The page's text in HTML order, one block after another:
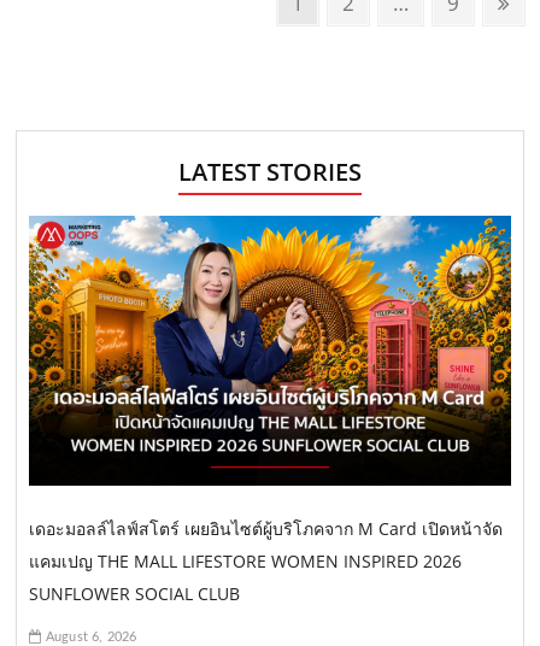
a
v
g
a
n
p
e
LATEST STORIES
เดอะมอลล์ไลฟ์สโตร์ เผยอินไซต์ผู้บริโภคจาก M Card เปิดหน้าจัด
แคมเปญ THE MALL LIFESTORE WOMEN INSPIRED 2026
SUNFLOWER SOCIAL CLUB
August 6, 2026